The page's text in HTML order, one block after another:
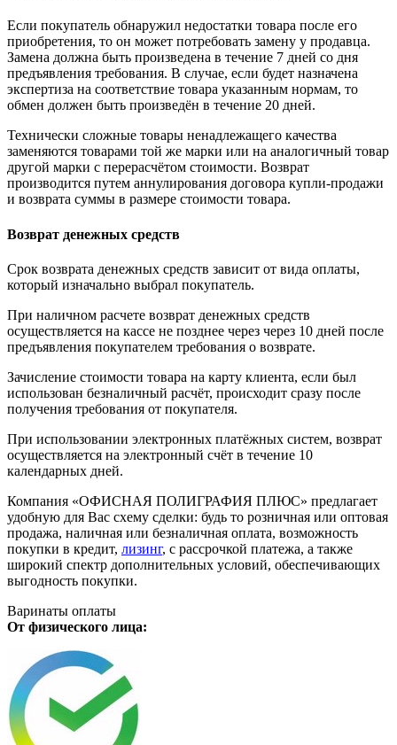
Если покупатель обнаружил недостатки товара после его
приобретения, то он может потребовать замену у продавца.
Замена должна быть произведена в течение 7 дней со дня
предъявления требования. В случае, если будет назначена
экспертиза на соответствие товара указанным нормам, то
обмен должен быть произведён в течение 20 дней.
Технически сложные товары ненадлежащего качества
заменяются товарами той же марки или на аналогичный товар
другой марки с перерасчётом стоимости. Возврат
производится путем аннулирования договора купли-продажи
и возврата суммы в размере стоимости товара.
Возврат денежных средств
Срок возврата денежных средств зависит от вида оплаты,
который изначально выбрал покупатель.
При наличном расчете возврат денежных средств
осуществляется на кассе не позднее через через 10 дней после
предъявления покупателем требования о возврате.
Зачисление стоимости товара на карту клиента, если был
использован безналичный расчёт, происходит сразу после
получения требования от покупателя.
При использовании электронных платёжных систем, возврат
осуществляется на электронный счёт в течение 10
календарных дней.
Компания «ОФИСНАЯ ПОЛИГРАФИЯ ПЛЮС» предлагает
удобную для Вас схему сделки: будь то розничная или оптовая
продажа, наличная или безналичная оплата, возможность
покупки в кредит, лизинг, с рассрочкой платежа, а также
широкий спектр дополнительных условий, обеспечивающих
выгодность покупки.
Варинаты оплаты
От физического лица: